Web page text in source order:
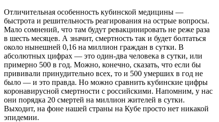
Отличительная особенность кубинской медицины —
быстрота и решительность реагирования на острые вопросы.
Мало сомнений, что там будут ревакцинировать не реже раза
в шесть месяцев. А значит, смертность так и будет болтаться
около нынешней 0,16 на миллион граждан в сутки. В
абсолютных цифрах — это один-два человека в сутки, или
примерно 500 в год. Можно, конечно, сказать, что если бы
прививали принудительно всех, то и 500 умерших в год не
было — и это правда. Но можно сравнить кубинские цифры
коронавирусной смертности с российскими. Напомним, у нас
они порядка 20 смертей на миллион жителей в сутки.
Выходит, на фоне нашей страны на Кубе просто нет никакой
эпидемии.